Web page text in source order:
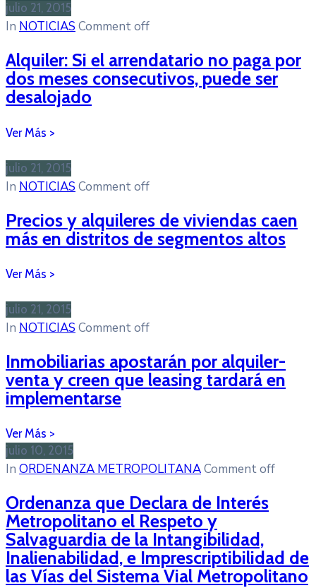
julio 21, 2015
In NOTICIAS Comment off
Alquiler: Si el arrendatario no paga por
dos meses consecutivos, puede ser
desalojado
julio 21, 2015
In NOTICIAS Comment off
Precios y alquileres de viviendas caen
más en distritos de segmentos altos
julio 21, 2015
In NOTICIAS Comment off
Inmobiliarias apostarán por alquiler-
venta y creen que leasing tardará en
implementarse
julio 10, 2015
In ORDENANZA METROPOLITANAComment off
Ordenanza que Declara de Interés
Metropolitano el Respeto y
Salvaguardia de la Intangibilidad,
Inalienabilidad, e Imprescriptibilidad de
las Vías del Sistema Vial Metropolitano